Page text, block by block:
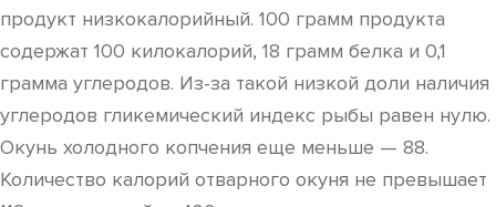
продукт низкокалорийный. 100 грамм продукта
содержат 100 килокалорий, 18 грамм белка и 0,1
грамма углеродов. Из-за такой низкой доли наличия
углеродов гликемический индекс рыбы равен нулю.
Окунь холодного копчения еще меньше — 88.
Количество калорий отварного окуня не превышает